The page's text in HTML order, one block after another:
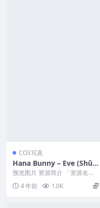
COS写真
Hana Bunny – Eve (Shūma
tsu no Valkyrie)[14P-194M
B]
预览图片 资源简介 「资源名
称」：Hana Bunny – eve (Shūm
a... 4 年前 1.0K